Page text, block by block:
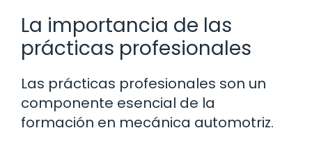
La importancia de las
prácticas profesionales
Las prácticas profesionales son un
componente esencial de la
formación en mecánica automotriz.